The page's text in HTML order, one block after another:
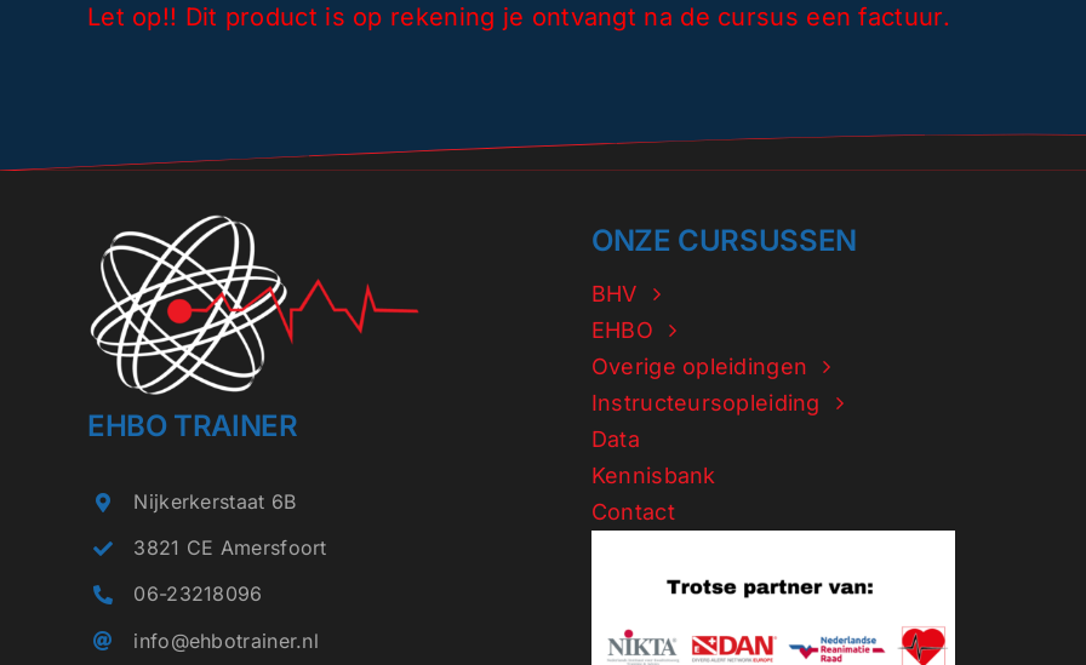
Let op!! Dit product is op rekening je ontvangt na de cursus een factuur.
EHBO TRAINER
Nijkerkerstaat 6B
3821 CE Amersfoort
06-23218096
info@ehbotrainer.nl
ONZE CURSUSSEN
BHV
EHBO
Overige opleidingen
Instructeursopleiding
Data
Kennisbank
Contact